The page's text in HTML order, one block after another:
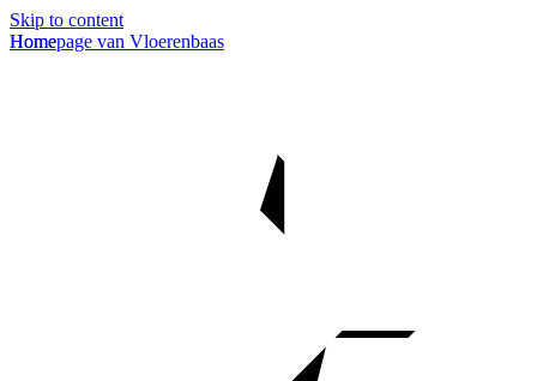
Skip to content
Homepage van Vloerenbaas
Home